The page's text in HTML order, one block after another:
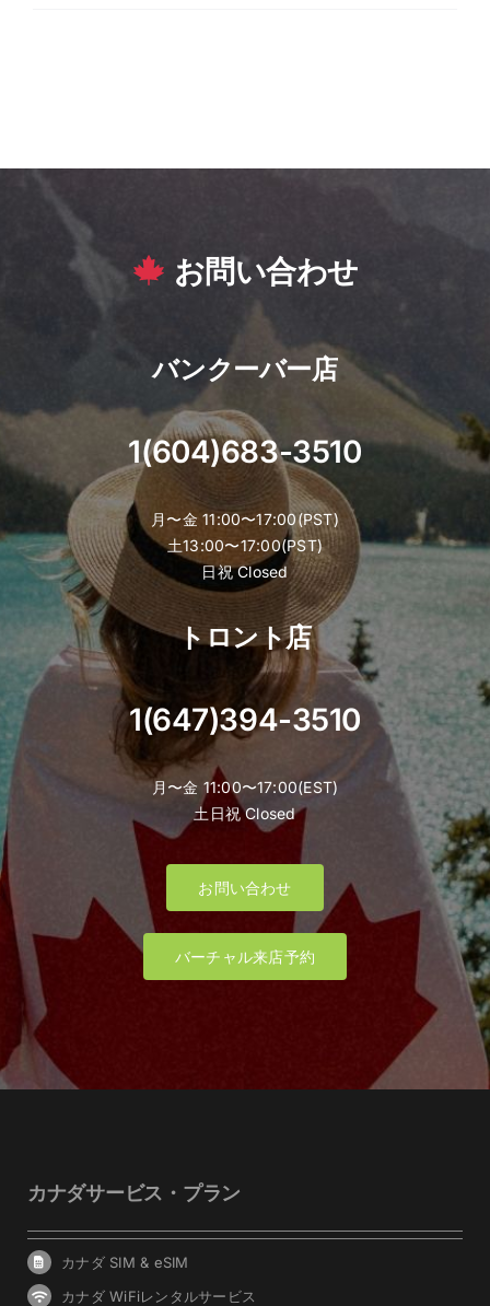
お問い合わせ
バンクーバー店
1(604)683-3510
月〜金 11:00〜17:00(PST)
土13:00〜17:00(PST)
日祝 Closed
トロント店
1(647)394-3510
月〜金 11:00〜17:00(EST)
土日祝 Closed
お問い合わせ
バーチャル来店予約
カナダサービス・プラン
カナダ SIM & eSIM
カナダ WiFiレンタルサービス